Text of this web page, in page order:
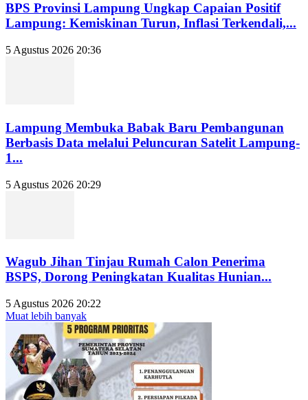
BPS Provinsi Lampung Ungkap Capaian Positif
Lampung: Kemiskinan Turun, Inflasi Terkendali,...
5 Agustus 2026 20:36
Lampung Membuka Babak Baru Pembangunan
Berbasis Data melalui Peluncuran Satelit Lampung-
1...
5 Agustus 2026 20:29
Wagub Jihan Tinjau Rumah Calon Penerima
BSPS, Dorong Peningkatan Kualitas Hunian...
5 Agustus 2026 20:22
Muat lebih banyak